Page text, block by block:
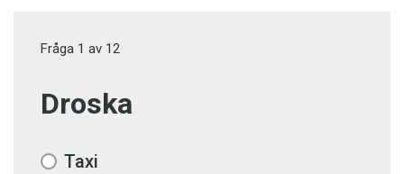
Fråga 1 av 12
Droska
Taxi